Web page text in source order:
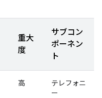
重大
度
サブコン
ポーネン
ト
高
テレフォニ
ー